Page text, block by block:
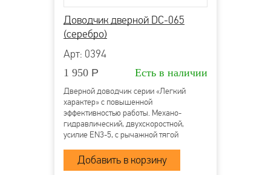
Блок сопряжения - опция
Способ монтажа:
Цветность экрана:
Количество доп.видеокамер :
Цвет корпуса: белый
Корпус: пластик
Подключение параллельных мониторов:
6-и мониторов в системе
Переадресация вызовов на телефон:
Более детально со способами доставки можно
ознакомитьсяздесь
Доводчик дверной DC-065
(серебро)
Арт: 0394
1 950 Р Есть в наличии
Дверной доводчик серии «Легкий
характер» с повышенной
эффективностью работы. Механо-
гидравлический, двухскоростной,
усилие EN3-5, с рычажной тягой